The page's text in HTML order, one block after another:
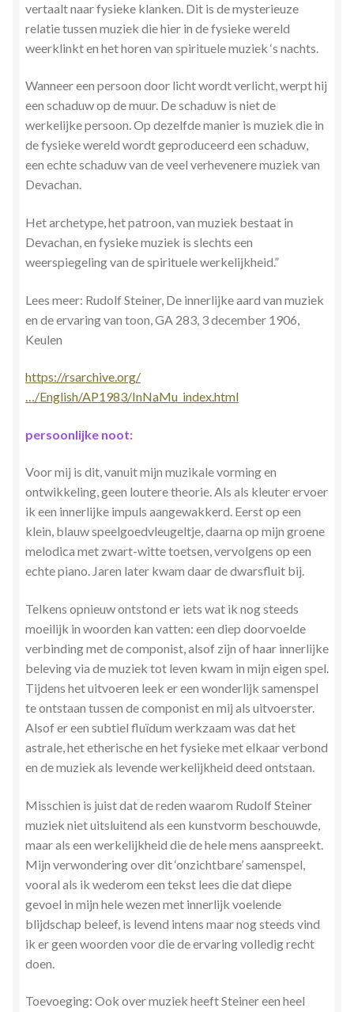
vertaalt naar fysieke klanken. Dit is de mysterieuze
relatie tussen muziek die hier in de fysieke wereld
weerklinkt en het horen van spirituele muziek ‘s nachts.
Wanneer een persoon door licht wordt verlicht, werpt hij
een schaduw op de muur. De schaduw is niet de
werkelijke persoon. Op dezelfde manier is muziek die in
de fysieke wereld wordt geproduceerd een schaduw,
een echte schaduw van de veel verhevenere muziek van
Devachan.
Het archetype, het patroon, van muziek bestaat in
Devachan, en fysieke muziek is slechts een
weerspiegeling van de spirituele werkelijkheid.”
Lees meer: ​​Rudolf Steiner, De innerlijke aard van muziek
en de ervaring van toon, GA 283, 3 december 1906,
Keulen
https://rsarchive.org/
…/English/AP1983/InNaMu_index.html
persoonlijke noot:
Voor mij is dit, vanuit mijn muzikale vorming en
ontwikkeling, geen loutere theorie. Als als kleuter ervoer
ik een innerlijke impuls aangewakkerd. Eerst op een
klein, blauw speelgoedvleugeltje, daarna op mijn groene
melodica met zwart-witte toetsen, vervolgens op een
echte piano. Jaren later kwam daar de dwarsfluit bij.
Telkens opnieuw ontstond er iets wat ik nog steeds
moeilijk in woorden kan vatten: een diep doorvoelde
verbinding met de componist, alsof zijn of haar innerlijke
beleving via de muziek tot leven kwam in mijn eigen spel.
Tijdens het uitvoeren leek er een wonderlijk samenspel
te ontstaan tussen de componist en mij als uitvoerster.
Alsof er een subtiel fluïdum werkzaam was dat het
astrale, het etherische en het fysieke met elkaar verbond
en de muziek als levende werkelijkheid deed ontstaan.
Misschien is juist dat de reden waarom Rudolf Steiner
muziek niet uitsluitend als een kunstvorm beschouwde,
maar als een werkelijkheid die de hele mens aanspreekt.
Mijn verwondering over dit ‘onzichtbare’ samenspel,
vooral als ik wederom een tekst lees die dat diepe
gevoel in mijn hele wezen met innerlijk voelende
blijdschap beleef, is levend intens maar nog steeds vind
ik er geen woorden voor die de ervaring volledig recht
doen.
Toevoeging: Ook over muziek heeft Steiner een heel